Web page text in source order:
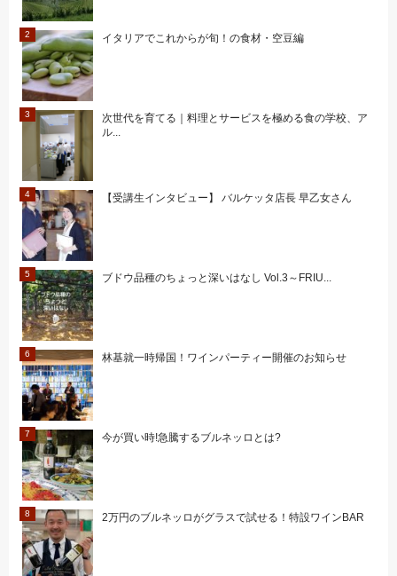
イタリアでこれからが旬！の食材・空豆編
次世代を育てる｜料理とサービスを極める食の学校、ア
ル...
【受講生インタビュー】 バルケッタ店長 早乙女さん
ブドウ品種のちょっと深いはなし Vol.3～FRIU...
林基就一時帰国！ワインパーティー開催のお知らせ
今が買い時!急騰するブルネッロとは?
2万円のブルネッロがグラスで試せる！特設ワインBAR